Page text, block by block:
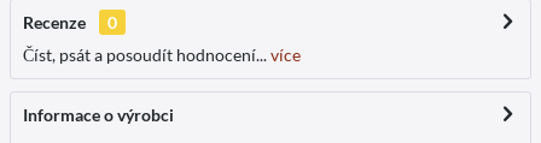
Recenze
0
Číst, psát a posoudít hodnocení...více
Informace o výrobci